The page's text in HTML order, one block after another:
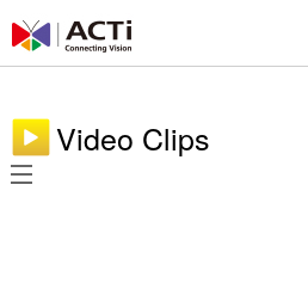
Video Clips